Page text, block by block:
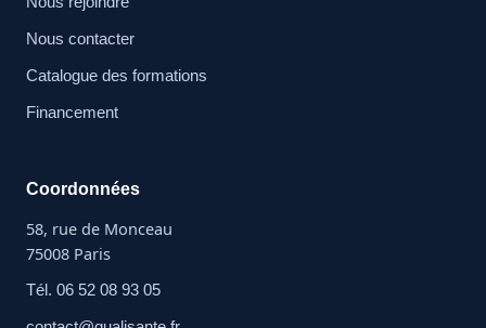
Nous contacter
Catalogue des formations
Financement
Coordonnées
58, rue de Monceau
75008 Paris
Tél. 06 52 08 93 05